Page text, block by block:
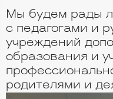
Мы будем рады
с педагогами и
учреждений
образования и
родителями и